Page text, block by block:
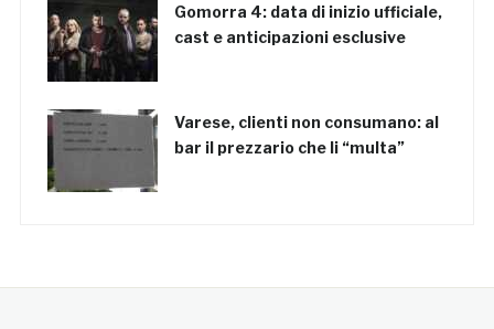
Gomorra 4: data di inizio ufficiale,
cast e anticipazioni esclusive
Varese, clienti non consumano: al
bar il prezzario che li “multa”